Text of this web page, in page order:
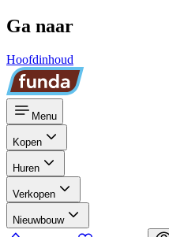
Ga naar
Hoofdinhoud
Menu
Kopen
Huren
Verkopen
Nieuwbouw